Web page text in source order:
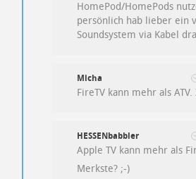
HomePod/HomePods
persönlich hab lieber ein
Soundsystem via Kabel
Micha
FireTV kann mehr als ATV.
HESSENbabbler
Apple TV kann mehr als
Merkste? ;-)